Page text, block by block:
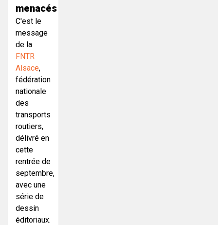
menacés
C'est le
message
de la
FNTR
Alsace,
fédération
nationale
des
transports
routiers,
délivré en
cette
rentrée de
septembre,
avec une
série de
dessin
éditoriaux.